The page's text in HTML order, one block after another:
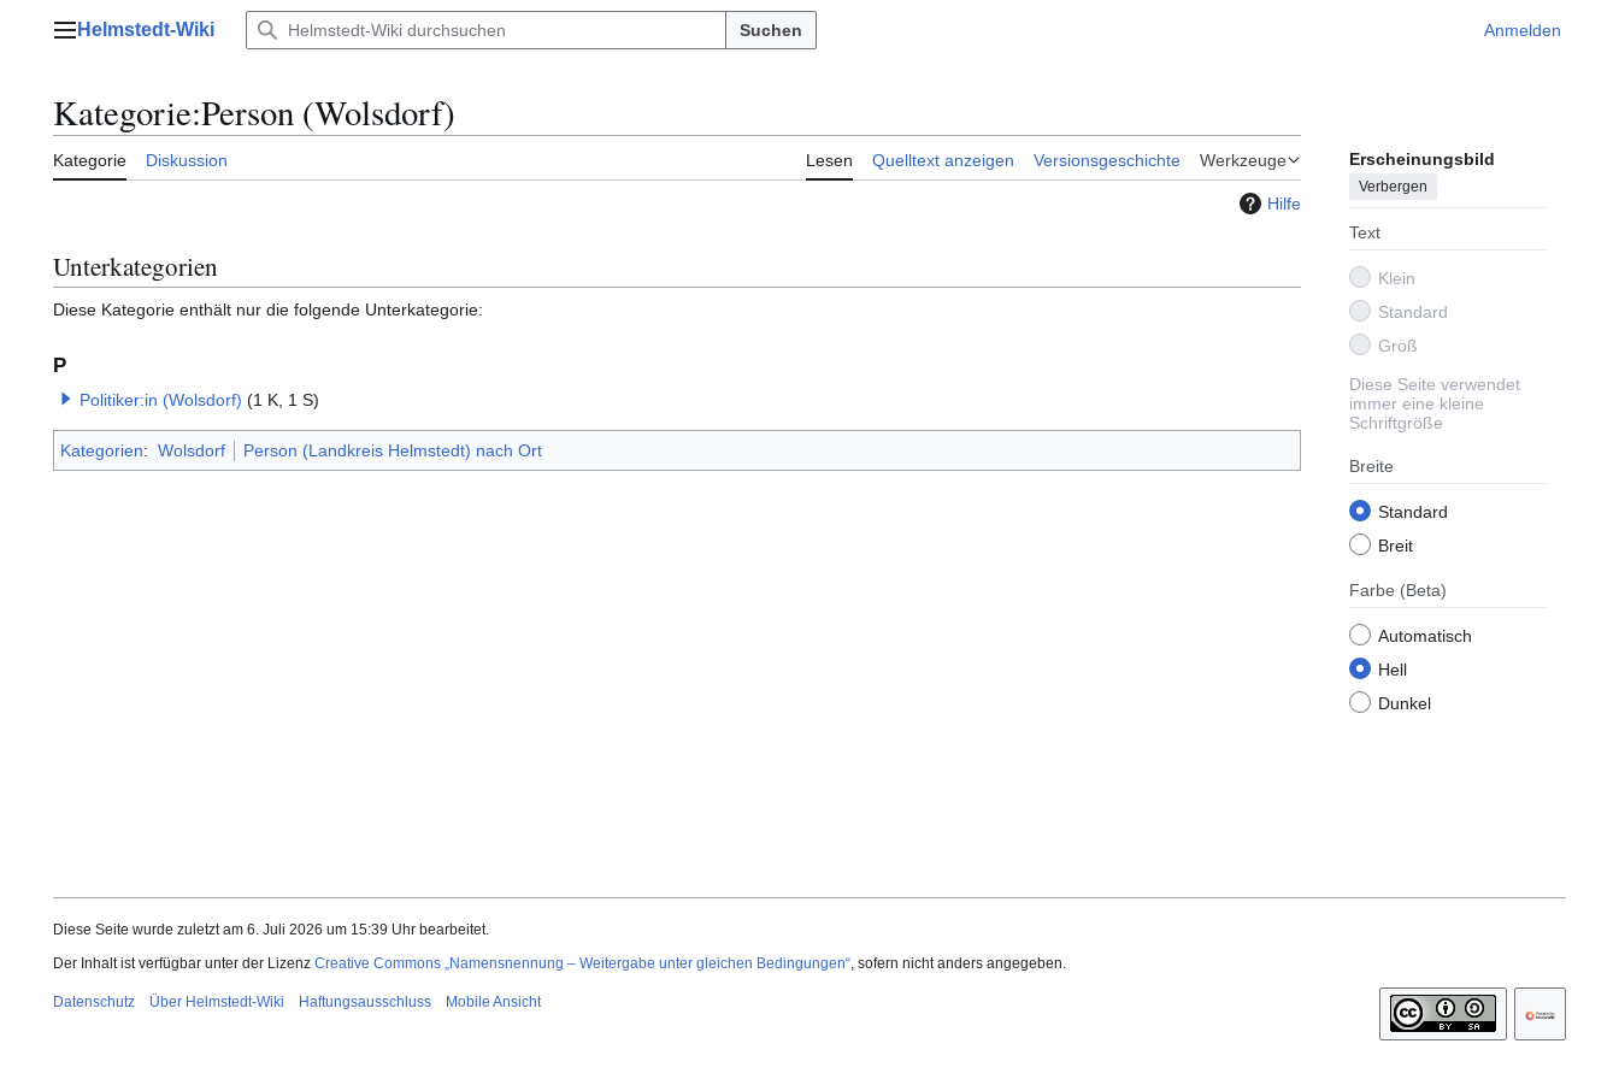
Hauptmenü
Helmstedt-Wiki Suchen Anmelden
Kategorie:Person (Wolsdorf)
Kategorie Diskussion Lesen Quelltext anzeigen Versionsgeschichte Werkzeuge Erscheinungsbild
Verbergen
Text
Klein
Standard
Groß
Diese Seite verwendet
immer eine kleine
Schriftgröße
Breite
Standard
Breit
Farbe (Beta)
Automatisch
Hell
Dunkel
Hilfe
Unterkategorien
Diese Kategorie enthält nur die folgende Unterkategorie:
P
Politiker:in (Wolsdorf) (1 K, 1 S)
Kategorien: Wolsdorf Person (Landkreis Helmstedt) nach Ort
Diese Seite wurde zuletzt am 6. Juli 2026 um 15:39 Uhr bearbeitet.
Der Inhalt ist verfügbar unter der Lizenz Creative Commons „Namensnennung – Weitergabe unter gleichen Bedingungen“, sofern nicht anders angegeben.
Datenschutz Über Helmstedt-Wiki Haftungsausschluss Mobile Ansicht